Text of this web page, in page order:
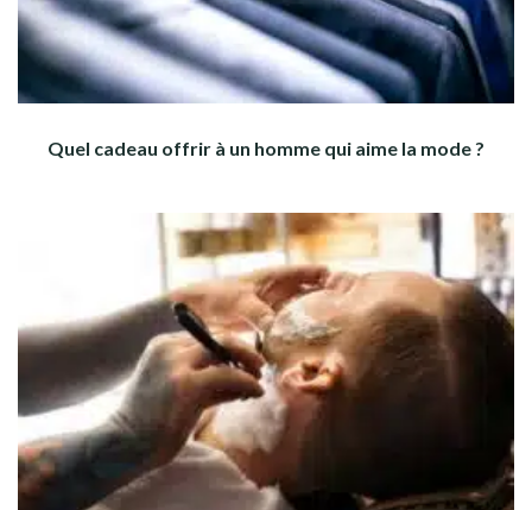
Quel cadeau offrir à un homme qui aime la mode ?